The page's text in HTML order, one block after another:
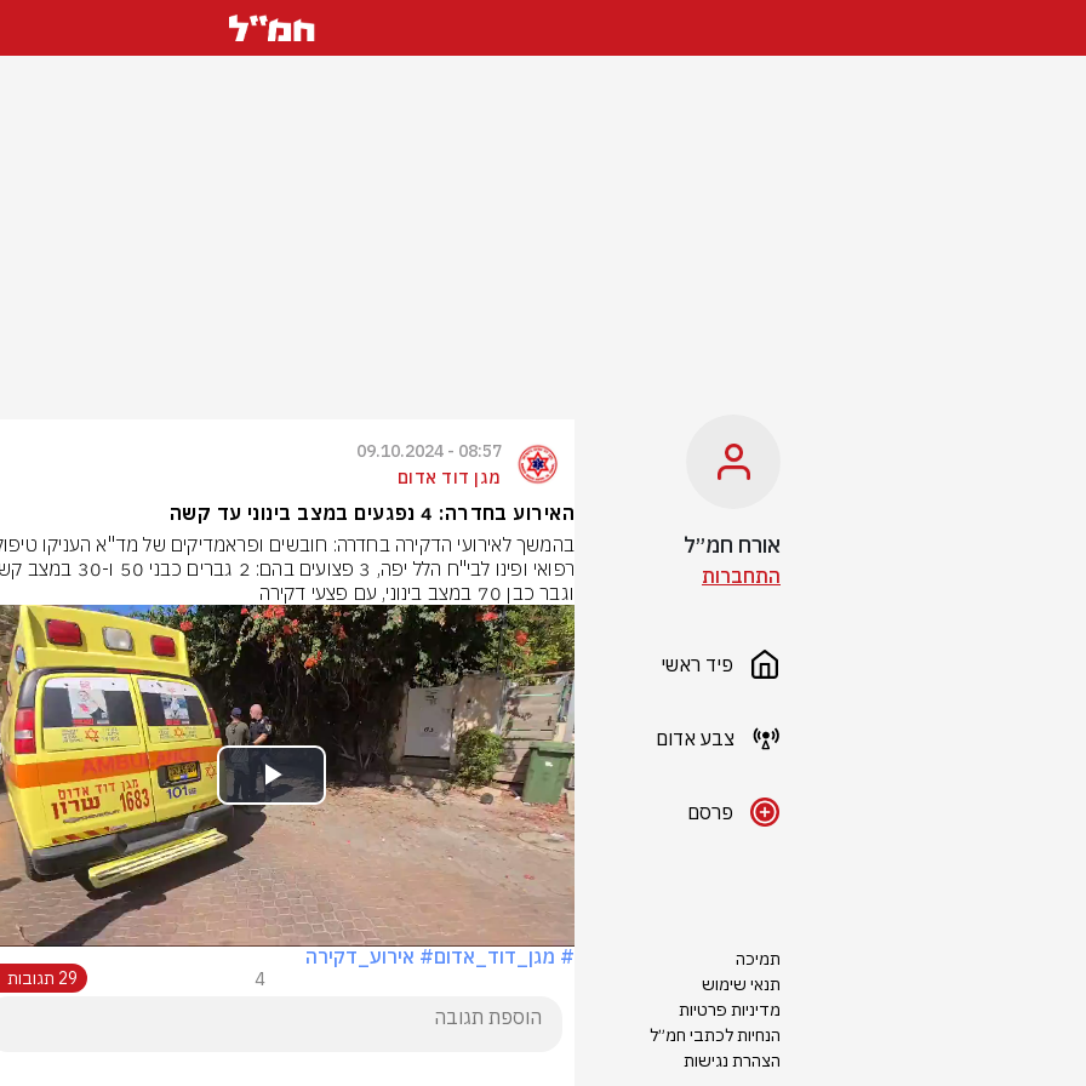
אורח חמ״ל
התחברות
פיד ראשי
צבע אדום
פרסם
תמיכה
תנאי שימוש
מדיניות פרטיות
הנחיות לכתבי חמ״ל
הצהרת נגישות
08:57 - 09.10.2024
מגן דוד אדום
האירוע בחדרה: 4 נפגעים במצב בינוני עד קשה
וגבר כבן 70 במצב בינוני, עם פצעי דקירה
Play
Video
# מגן_דוד_אדום# אירוע_דקירה
4 29 תגובות